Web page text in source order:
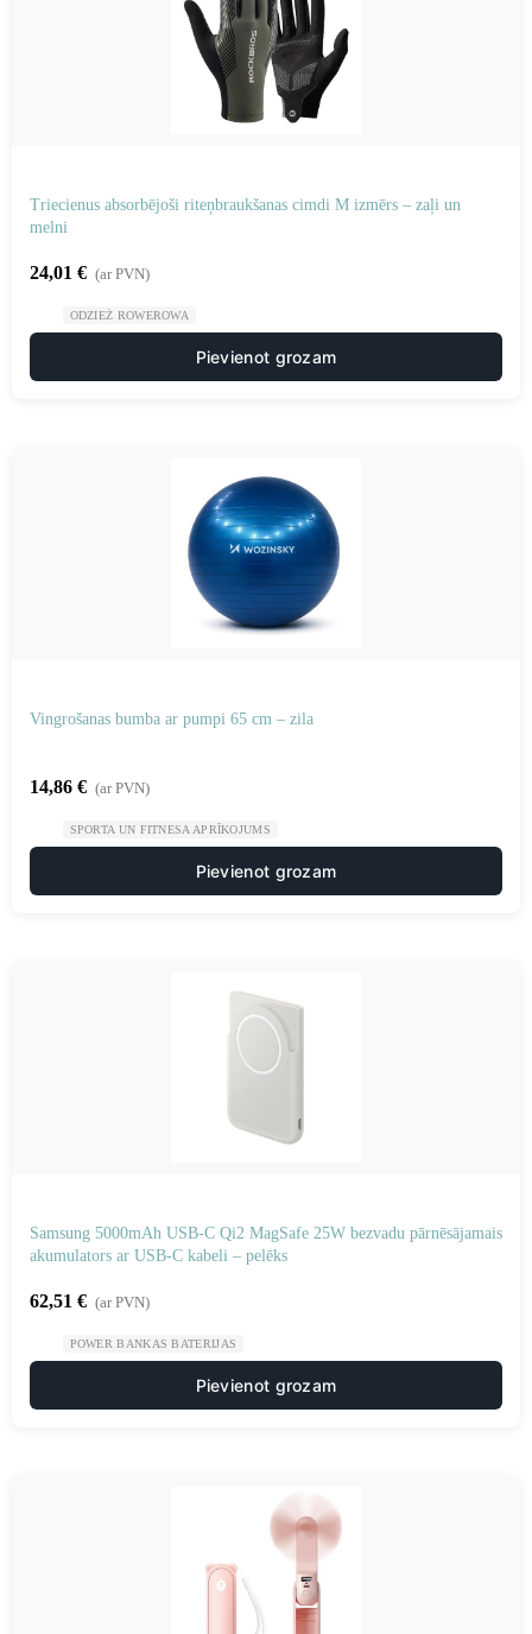
Triecienus absorbējoši riteņbraukšanas cimdi M izmērs – zaļi un
melni
24,01 € (ar PVN)
ODZIEŻ ROWEROWA
Pievienot grozam
Vingrošanas bumba ar pumpi 65 cm – zila
14,86 € (ar PVN)
SPORTA UN FITNESA APRĪKOJUMS
Pievienot grozam
Samsung 5000mAh USB-C Qi2 MagSafe 25W bezvadu pārnēsājamais
akumulators ar USB-C kabeli – pelēks
62,51 € (ar PVN)
POWER BANKAS BATERIJAS
Pievienot grozam